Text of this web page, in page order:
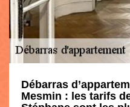
Débarras
Mesmin : les tarifs